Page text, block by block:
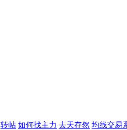
转帖 如何找主力 去天存然 均线交易